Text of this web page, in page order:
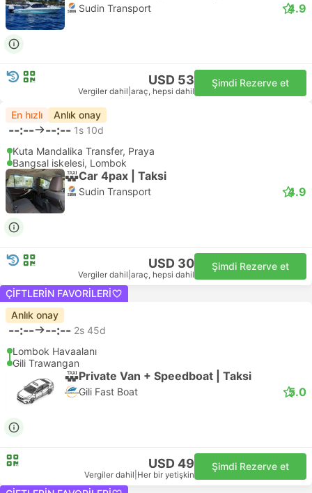
Sudin Transport 4.9
USD 53
Vergiler dahil araç, hepsi dahil
Şimdi Rezerve et
En hızlı Anlık onay
--:-- --:-- 1s 10d
Kuta Mandalika Transfer, Praya
Bangsal iskelesi, Lombok
Car 4pax | Taksi
Sudin Transport 4.9
USD 30
Vergiler dahil araç, hepsi dahil
Şimdi Rezerve et
ÇIFTLERIN FAVORILERI
Anlık onay
--:-- --:-- 2s 45d
Lombok Havaalanı
Gili Trawangan
Private Van + Speedboat | Taksi
Gili Fast Boat 5.0
USD 49
Vergiler dahil Her bir yetişkin
Şimdi Rezerve et